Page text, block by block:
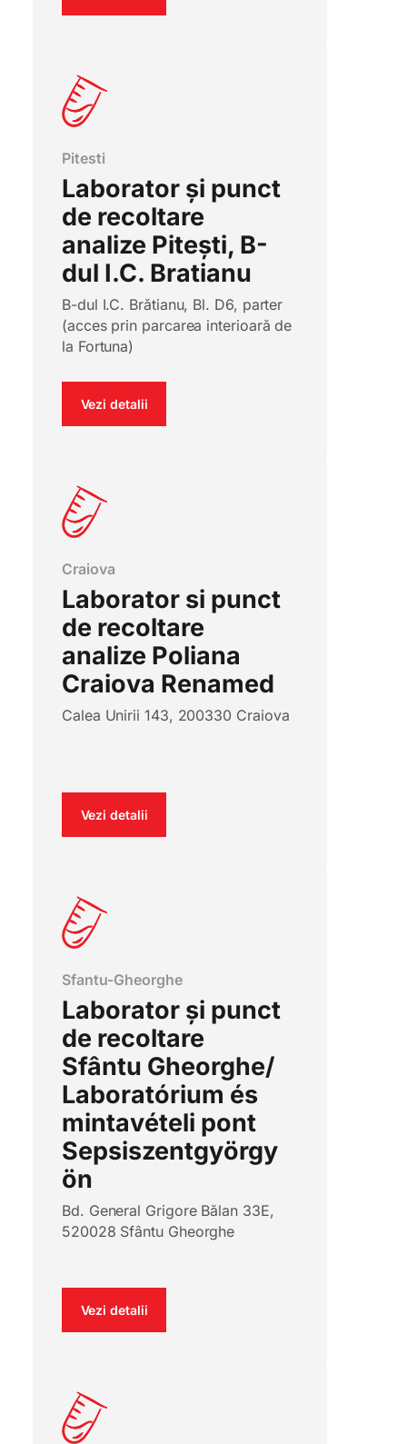
Pitesti
Laborator și punct
de recoltare
analize Pitești, B-
dul I.C. Bratianu
B-dul I.C. Brătianu, Bl. D6, parter
(acces prin parcarea interioară de
la Fortuna)
Vezi detalii
Craiova
Laborator si punct
de recoltare
analize Poliana
Craiova Renamed
Calea Unirii 143, 200330 Craiova
Vezi detalii
Sfantu-Gheorghe
Laborator și punct
de recoltare
Sfântu Gheorghe/
Laboratórium és
mintavételi pont
Sepsiszentgyörgy
ön
Bd. General Grigore Bălan 33E,
520028 Sfântu Gheorghe
Vezi detalii